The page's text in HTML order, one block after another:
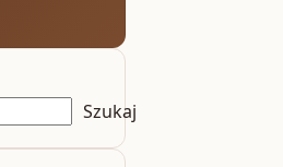
Szukaj